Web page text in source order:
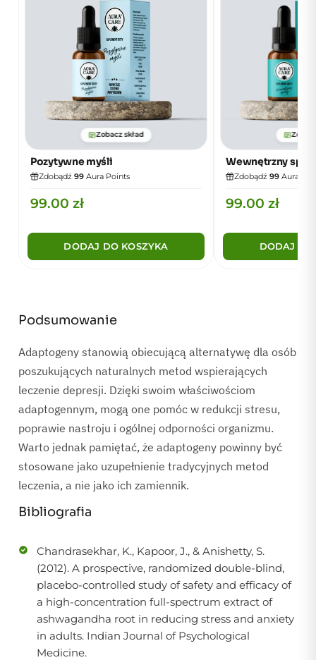
Zobacz skład
Pozytywne myśli
Zdobądź 99 Aura Points
99.00 zł
DODAJ DO KOSZYKA
Wewnętrzny
Zdobądź99 Aura
99.00zł
DODAJ DO
Podsumowanie
Adaptogeny stanowią obiecującą alternatywę dla osób
poszukujących naturalnych metod wspierających
leczenie depresji. Dzięki swoim właściwościom
adaptogennym, mogą one pomóc w redukcji stresu,
poprawie nastroju i ogólnej odporności organizmu.
Warto jednak pamiętać, że adaptogeny powinny być
stosowane jako uzupełnienie tradycyjnych metod
leczenia, a nie jako ich zamiennik.
Bibliografia
Chandrasekhar, K., Kapoor, J., & Anishetty, S.
(2012). A prospective, randomized double-blind,
placebo-controlled study of safety and efficacy of
a high-concentration full-spectrum extract of
ashwagandha root in reducing stress and anxiety
in adults. Indian Journal of Psychological
Medicine.